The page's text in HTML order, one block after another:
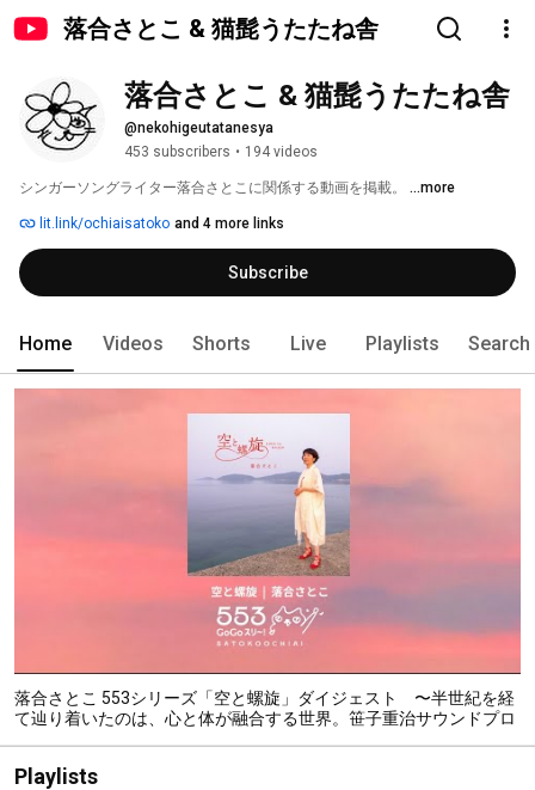
落合さとこ & 猫髭うたたね舎
落合さとこ & 猫髭うたたね舎
@nekohigeutatanesya
453 subscribers • 194 videos
シンガーソングライター落合さとこに関係する動画を掲載。 ...more
lit.link/ochiaisatoko and 4 more links
Subscribe
Home Videos Shorts Live Playlists Search
落合さとこ 553シリーズ「空と螺旋」ダイジェスト 〜半世紀を経
て辿り着いたのは、心と体が融合する世界。笹子重治サウンドプロ
Playlists